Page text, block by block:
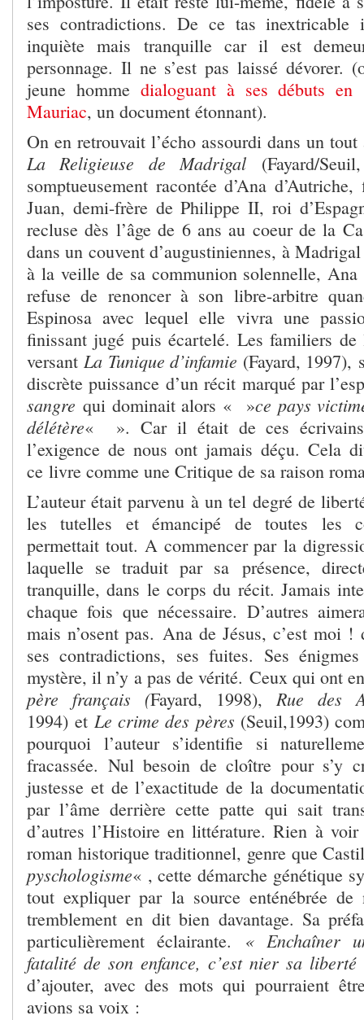
ses contradictions. De ce tas
inquiète mais tranquille car il est
personnage. Il ne s’est pas laissé dévorer.
jeune homme dialoguant à ses débuts en
Mauriac, un document étonnant).
On en retrouvait l’écho assourdi dans un tout
La Religieuse de Madrigal (Fayard/
somptueusement racontée d’Ana
Juan, demi-frère de Philippe II, roi
recluse dès l’âge de 6 ans au coeur de la
dans un couvent d’augustiniennes, à
à la veille de sa communion solennelle, Ana
refuse de renoncer à son libre-arbitre
Espinosa avec lequel elle vivra une
finissant jugé puis écartelé. Les familiers de
versantLa Tunique d’infamie (Fayard, 1997),
discrète puissance d’un récit marqué par
sangre qui dominait alors « »ce pays
délétère« ». Car il était de ces
l’exigence de nous ont jamais déçu. Cela
ce livre comme une Critique de sa raison
L’auteur était parvenu à un tel degré de
les tutelles et émancipé de toutes les
permettait tout. A commencer par la
laquelle se traduit par sa présence,
tranquille, dans le corps du récit. Jamais
chaque fois que nécessaire. D’autres
mais n’osent pas. Ana de Jésus, c’est moi !
ses contradictions, ses fuites. Ses
mystère, il n’y a pas de vérité. Ceux qui ont
père français (Fayard, 1998), Rue des
1994) etLe crime des pères (Seuil,1993)
pourquoi l’auteur s’identifie si
fracassée. Nul besoin de cloître pour s’y
justesse et de l’exactitude de la
par l’âme derrière cette patte qui sait
d’autres l’Histoire en littérature. Rien à
roman historique traditionnel, genre que
pyschologisme« , cette démarche génétique
tout expliquer par la source enténébrée de
tremblement en dit bien davantage. Sa
particulièrement éclairante. « Enchaîner
fatalité de son enfance, c’est nier sa liberté
d’ajouter, avec des mots qui pourraient
avions sa voix :